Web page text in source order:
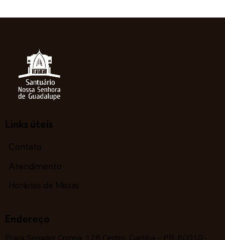
Links úteis
Contato
Atendimento
Horários de Missas
Endereço